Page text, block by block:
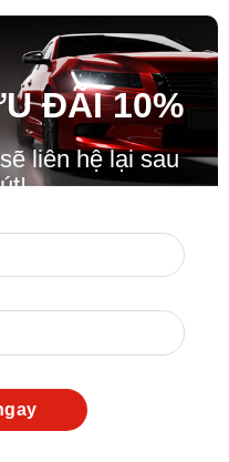
ĐÃI10%
liên hệ lại sau